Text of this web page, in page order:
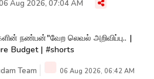
Aug 2026, 07:04 AM
நண்பன்"வேற லெவல் அறிவிப்பு.. |
Budget | #shorts
Team 06 Aug 2026, 06:42 AM